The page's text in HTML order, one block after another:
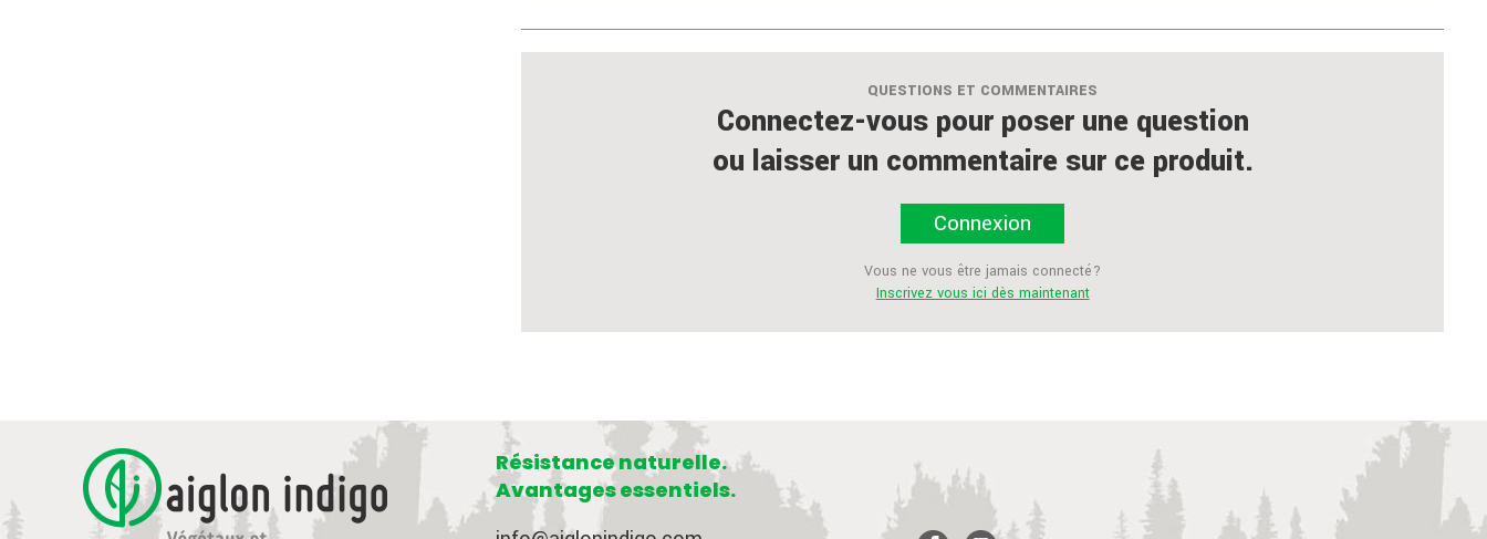
QUESTIONS ET COMMENTAIRES
Connectez-vous pour poser une question
ou laisser un commentaire sur ce produit.
Connexion
Vous ne vous être jamais connecté?
Inscrivez vous ici dès maintenant
Résistance naturelle.
Avantages essentiels.